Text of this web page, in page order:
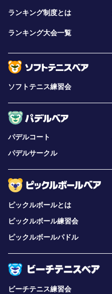
ランキング制度とは
ランキング大会一覧
ソフトテニス練習会
パデルコート
パデルサークル
ピックルボールとは
ピックルボール練習会
ピックルボールパドル
ビーチテニス練習会